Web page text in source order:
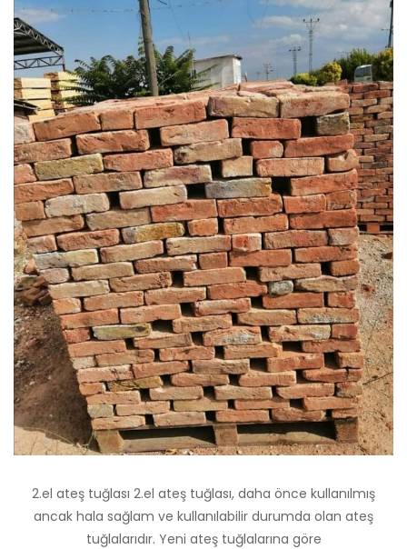
2.el ateş tuğlası 2.el ateş tuğlası, daha önce kullanılmış
ancak hala sağlam ve kullanılabilir durumda olan ateş
tuğlalarıdır. Yeni ateş tuğlalarına göre